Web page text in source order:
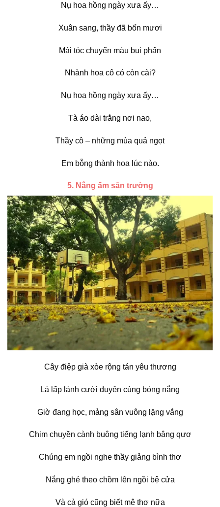
Nụ hoa hồng ngày xưa ấy…
Xuân sang, thầy đã bốn mươi
Mái tóc chuyển màu bụi phấn
Nhành hoa cô có còn cài?
Nụ hoa hồng ngày xưa ấy…
Tà áo dài trắng nơi nao,
Thầy cô – những mùa quả ngọt
Em bỗng thành hoa lúc nào.
5. Nắng ấm sân trường
Cây điệp già xòe rộng tán yêu thương
Lá lấp lánh cười duyên cùng bóng nắng
Giờ đang học, mảng sân vuông lặng vắng
Chim chuyền cành buông tiếng lạnh bâng qươ
Chúng em ngồi nghe thầy giảng bình thơ
Nắng ghé theo chồm lên ngồi bệ cửa
Và cả gió cũng biết mê thơ nữa